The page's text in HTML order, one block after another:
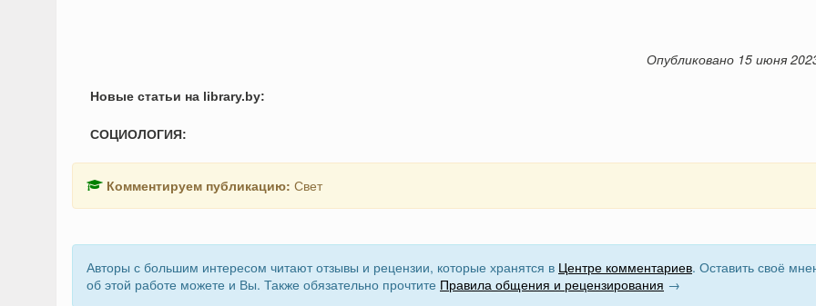
Опубликовано 15 июня
Новые статьи на library.by:
СОЦИОЛОГИЯ:
Комментируем публикацию: Свет
Авторы с большим интересом читают отзывы и рецензии, которые хранятся в Центре комментариев. Оставить своё
об этой работе можете и Вы. Также обязательно прочтите Правила общения и рецензирования →